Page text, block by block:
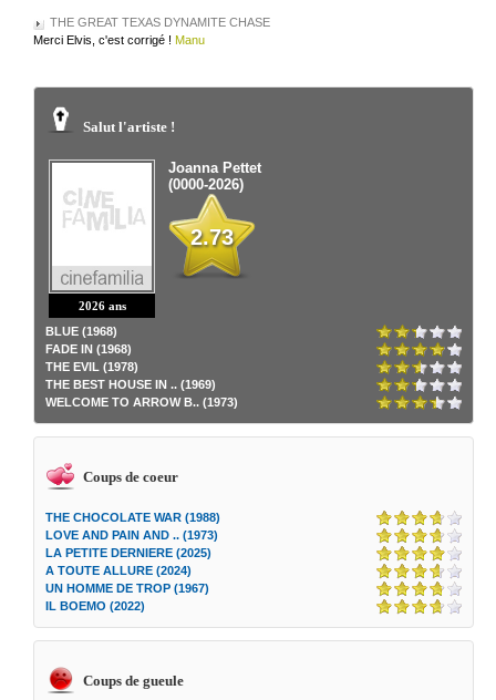
THE GREAT TEXAS DYNAMITE CHASE
Merci Elvis, c'est corrigé ! Manu
Salut l'artiste !
2026 ans
Joanna Pettet
(0000-2026)
2.73
BLUE (1968)
FADE IN (1968)
THE EVIL (1978)
THE BEST HOUSE IN .. (1969)
WELCOME TO ARROW B.. (1973)
Coups de coeur
THE CHOCOLATE WAR (1988)
LOVE AND PAIN AND .. (1973)
LA PETITE DERNIERE (2025)
A TOUTE ALLURE (2024)
UN HOMME DE TROP (1967)
IL BOEMO (2022)
Coups de gueule